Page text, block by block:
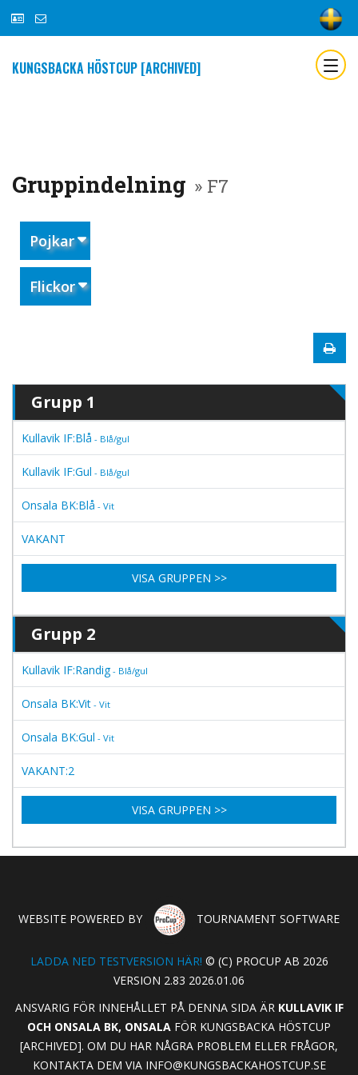
KUNGSBACKA HÖSTCUP [ARCHIVED]
Gruppindelning » F7
Pojkar
Flickor
Grupp 1
Kullavik IF:Blå - Blå/gul
Kullavik IF:Gul - Blå/gul
Onsala BK:Blå - Vit
VAKANT
VISA GRUPPEN >>
Grupp 2
Kullavik IF:Randig- Blå/gul
Onsala BK:Vit - Vit
Onsala BK:Gul - Vit
VAKANT:2
VISA GRUPPEN >>
WEBSITE POWERED BY TOURNAMENT SOFTWARE
LADDA NED TESTVERSION HÄR! © (C) PROCUP AB 2026
VERSION 2.83 2026.01.06
ANSVARIG FÖR INNEHÅLLET PÅ DENNA SIDA ÄR KULLAVIK IF
OCH ONSALA BK, ONSALA FÖR KUNGSBACKA HÖSTCUP
[ARCHIVED]. OM DU HAR NÅGRA PROBLEM ELLER FRÅGOR,
KONTAKTA DEM VIA INFO@KUNGSBACKAHOSTCUP.SE